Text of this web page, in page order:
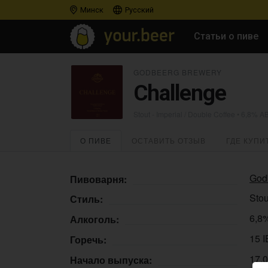
Минск Русский
Статьи о пиве
Challenge
О ПИВЕ
Пивоварня:
Стиль:
Алкоголь:
Горечь:
15
Начало выпуска: